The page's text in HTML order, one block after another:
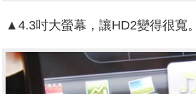
▲4.3吋大螢幕，讓HD2變得很寬。